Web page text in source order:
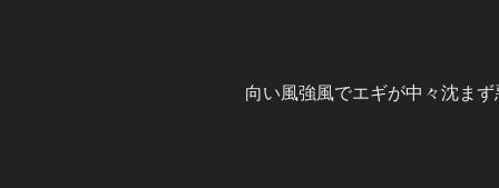
向い風強風でエギが中々沈まず